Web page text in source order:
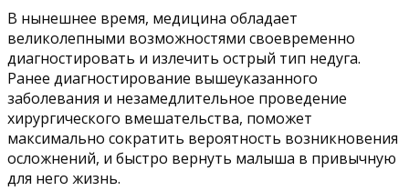
В нынешнее время, медицина обладает
великолепными возможностями своевременно
диагностировать и излечить острый тип недуга.
Ранее диагностирование вышеуказанного
заболевания и незамедлительное проведение
хирургического вмешательства, поможет
максимально сократить вероятность возникновения
осложнений, и быстро вернуть малыша в привычную
для него жизнь.